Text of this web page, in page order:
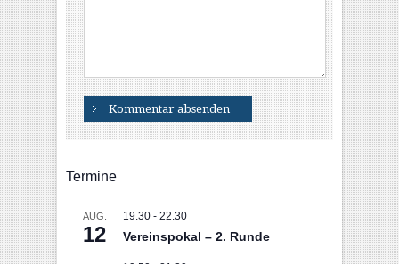
Termine
AUG.
12
19.30 - 22.30
Vereinspokal – 2. Runde